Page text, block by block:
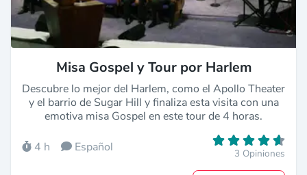
Misa Gospel y Tour por Harlem
Descubre lo mejor del Harlem, como el Apollo Theater
y el barrio de Sugar Hill y finaliza esta visita con una
emotiva misa Gospel en este tour de 4 horas.
4 h Español 3 Opiniones